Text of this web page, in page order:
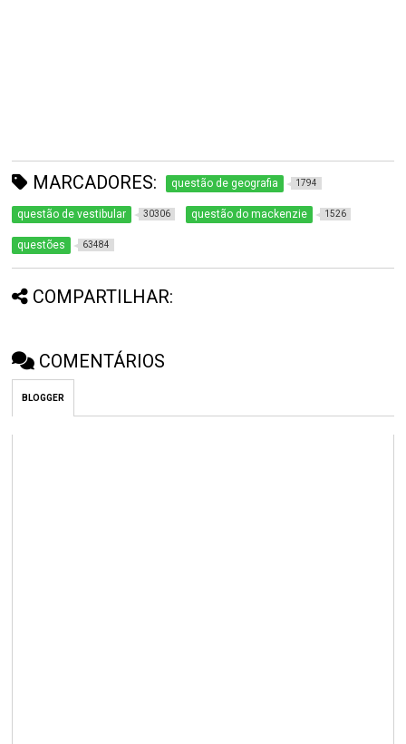
MARCADORES: questão de geografia 1794
questão de vestibular 30306 questão do mackenzie 1526
questões 63484
COMPARTILHAR:
COMENTÁRIOS
BLOGGER